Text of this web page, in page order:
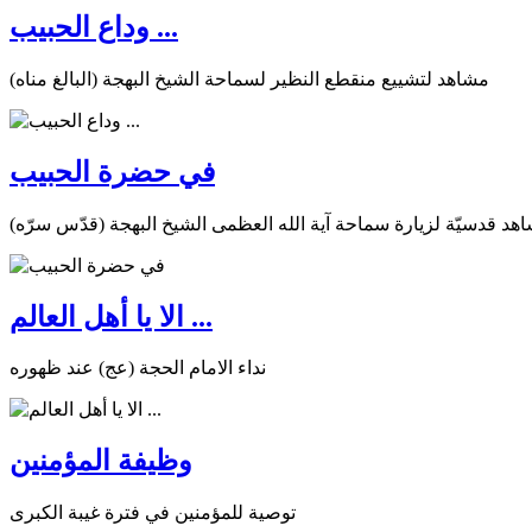
وداع الحبيب ...
مشاهد لتشييع منقطع النظير لسماحة الشيخ البهجة (البالغ مناه)
في حضرة الحبيب
قدسيّة لزيارة سماحة آية الله العظمى الشيخ البهجة (قدّس سرّه)
الا يا أهل العالم ...
نداء الامام الحجة (عج) عند ظهوره
وظيفة المؤمنين
توصية للمؤمنين في فترة غيبة الكبرى